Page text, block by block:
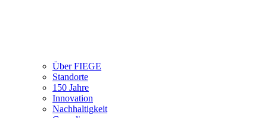
Über FIEGE
Standorte
150 Jahre
Innovation
Nachhaltigkeit